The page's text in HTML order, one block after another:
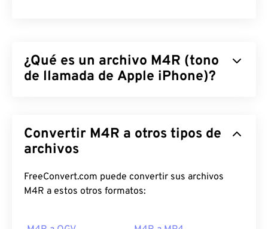
¿Qué es un archivo M4R (tono
de llamada de Apple iPhone)?
tonos de llamada en iPhones. La duración máxima
de un archivo M4R es de 40 segundos. La única
extensión del archivo, que permite al iPhone
identificar M4R como un tono de llamada y no
Convertir M4R a otros tipos de
archivos
FreeConvert.com puede convertir sus archivos
M4R a estos otros formatos: